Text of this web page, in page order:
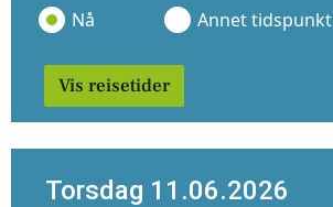
Nå Annet tidspunkt
Vis reisetider
Torsdag 11.06.2026